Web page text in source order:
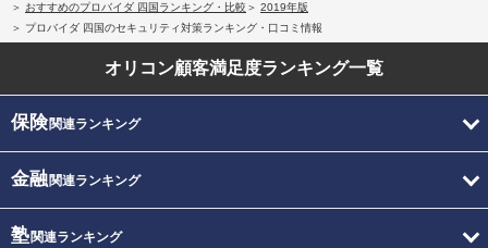
おすすめのプロバイダ 四国ランキング・比較
2019年版
プロバイダ 四国のセキュリティ対策ランキング・口コミ情報
オリコン顧客満足度ランキング一覧
保険関連ランキング
金融関連ランキング
塾関連ランキング